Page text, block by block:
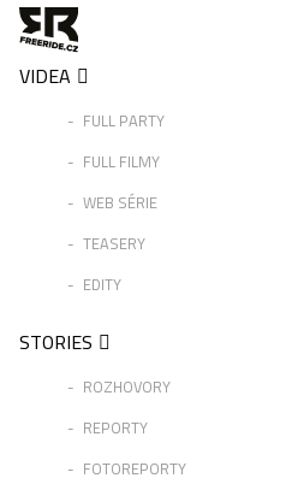
VIDEA
FULL PARTY
FULL FILMY
WEB SÉRIE
TEASERY
EDITY
STORIES
ROZHOVORY
REPORTY
FOTOREPORTY